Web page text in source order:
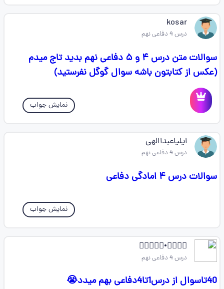
kosar
درس 4 دفاعی نهم
سوالات متن درس ۴ و ۵ دفاعی نهم بدید تاج میدم
(عکس از کتابتون باشه سوال گوگل نفرستید)
نمایش جواب
ایلیاعبداالهی
درس 4 دفاعی نهم
سوالات درس ۴ امادگی دفاعی
نمایش جواب
🇰⃢𝐈𝐍𝐆•𝐋𝐎𝐑ᬼ
درس 4 دفاعی نهم
40تاسوال از درس1تا4دفاعی بهم میدد😭